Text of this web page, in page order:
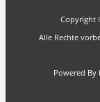
Copyright
Alle Rechte
Powered